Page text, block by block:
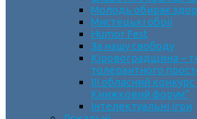
Молодь обирає
Мистецькі обрії
Humor Fest
За нашу свободу
Кіровоградщина –
толерантного
ІII обласний
Книжковий форум”
Інтелектуальні ігри